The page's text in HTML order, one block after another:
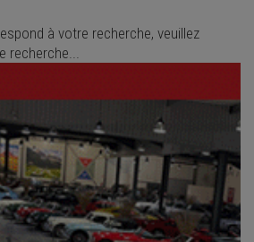
à votre recherche, veuillez